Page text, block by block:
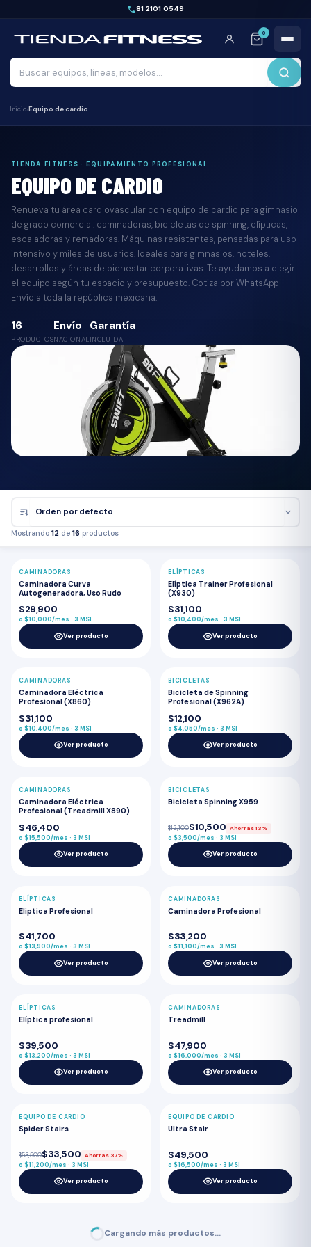
81 2101 0549
0
Inicio›Equipo de cardio
TIENDA FITNESS · EQUIPAMIENTO PROFESIONAL
EQUIPO DE CARDIO
Renueva tu área cardiovascular con equipo de cardio para gimnasio
de grado comercial: caminadoras, bicicletas de spinning, elípticas,
escaladoras y remadoras. Máquinas resistentes, pensadas para uso
intensivo y miles de usuarios. Ideales para gimnasios, hoteles,
desarrollos y áreas de bienestar corporativas. Te ayudamos a elegir
el equipo según tu espacio y presupuesto. Cotiza por WhatsApp ·
Envío a toda la república mexicana.
16
PRODUCTOS
Envío
NACIONAL
Garantía
INCLUIDA
Mostrando 12 de 16 productos
⭐ MÁS VENDIDO
CAMINADORAS
Caminadora Curva
Autogeneradora, Uso Rudo
$29,900
o $10,000/mes · 3 MSI
Ver producto
POPULAR
ELÍPTICAS
Elíptica Trainer Profesional
(X930)
$31,100
o $10,400/mes · 3 MSI
Ver producto
POPULAR
CAMINADORAS
Caminadora Eléctrica
Profesional (X860)
$31,100
o $10,400/mes · 3 MSI
Ver producto
BICICLETAS
Bicicleta de Spinning
Profesional (X962A)
$12,100
o $4,050/mes · 3 MSI
Ver producto
CAMINADORAS
Caminadora Eléctrica
Profesional (Treadmill X890)
$46,400
o $15,500/mes · 3 MSI
Ver producto
-13%
BICICLETAS
Bicicleta Spinning X959
$12,100$10,500 Ahorras 13%
o $3,500/mes · 3 MSI
Ver producto
ELÍPTICAS
Eliptica Profesional
$41,700
o $13,900/mes · 3 MSI
Ver producto
CAMINADORAS
Caminadora Profesional
$33,200
o $11,100/mes · 3 MSI
Ver producto
ELÍPTICAS
Elíptica profesional
$39,500
o $13,200/mes · 3 MSI
Ver producto
CAMINADORAS
Treadmill
$47,900
o $16,000/mes · 3 MSI
Ver producto
-37%
EQUIPO DE CARDIO
Spider Stairs
$53,500$33,500 Ahorras 37%
o $11,200/mes · 3 MSI
Ver producto
EQUIPO DE CARDIO
Ultra Stair
$49,500
o $16,500/mes · 3 MSI
Ver producto
Cargando más productos…